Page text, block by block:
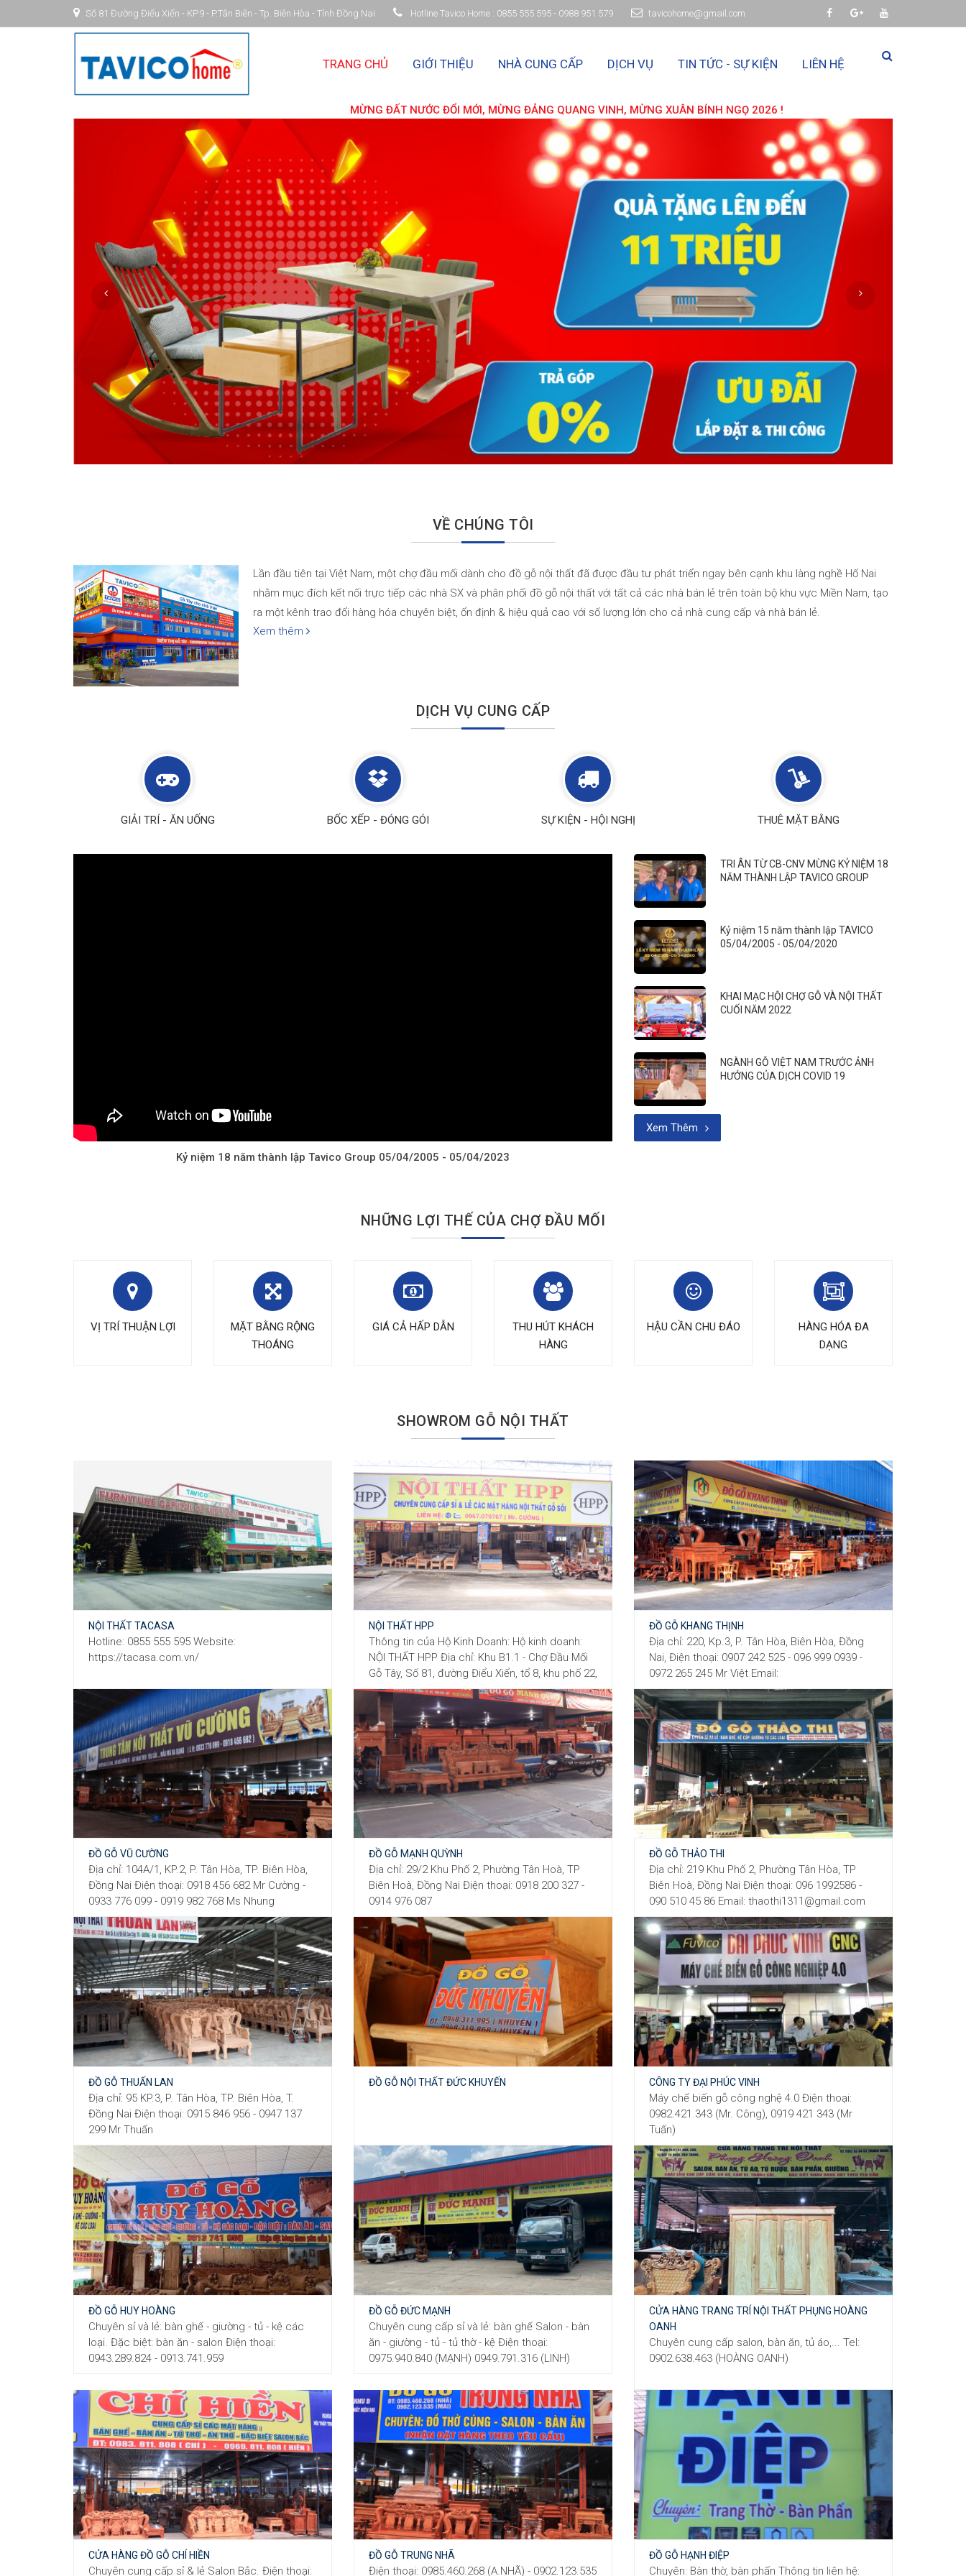
Số 81 Đường Điểu Xiển - KP.9 - P.Tân Biên - Tp. Biên Hòa - Tỉnh Đồng Nai Hotline Tavico Home : 0855 555 595 - 0988 951 579 tavicohome@gmail.com
TRANG CHỦ GIỚI THIỆU NHÀ CUNG CẤP DỊCH VỤ TIN TỨC - SỰ KIỆN LIÊN HỆ
MỪNG ĐẤT NƯỚC ĐỔI MỚI, MỪNG ĐẢNG QUANG VINH, MỪNG XUÂN BÍNH NGỌ 2026 !
VỀ CHÚNG TÔI
Lần đầu tiên tại Việt Nam, một chợ đầu mối dành cho đồ gỗ nội thất đã được đầu tư phát triển ngay bên cạnh khu làng nghề Hố Nai
nhằm mục đích kết nối trực tiếp các nhà SX và phân phối đồ gỗ nội thất với tất cả các nhà bán lẻ trên toàn bộ khu vực Miền Nam, tạo
ra một kênh trao đổi hàng hóa chuyên biệt, ổn định & hiệu quả cao với số lượng lớn cho cả nhà cung cấp và nhà bán lẻ.
Xem thêm
DỊCH VỤ CUNG CẤP
GIẢI TRÍ - ĂN UỐNG BỐC XẾP - ĐÓNG GÓI SỰ KIỆN - HỘI NGHỊ THUÊ MẶT BẰNG
Kỷ niệm 18 năm thành lập Tavico Group 05/04/2005 - 05/04/2023
TRI ÂN TỪ CB-CNV MỪNG KỶ NIỆM 18
NĂM THÀNH LẬP TAVICO GROUP
Kỷ niệm 15 năm thành lập TAVICO
05/04/2005 - 05/04/2020
KHAI MẠC HỘI CHỢ GỖ VÀ NỘI THẤT
CUỐI NĂM 2022
NGÀNH GỖ VIỆT NAM TRƯỚC ẢNH
HƯỞNG CỦA DỊCH COVID 19
Xem Thêm
NHỮNG LỢI THẾ CỦA CHỢ ĐẦU MỐI
VỊ TRÍ THUẬN LỢI
MẶT BẰNG RỘNG
THOÁNG
GIÁ CẢ HẤP DẪN
THU HÚT KHÁCH
HÀNG
HẬU CẦN CHU ĐÁO
HÀNG HÓA ĐA
DẠNG
SHOWROM GỖ NỘI THẤT
NỘI THẤT TACASA
Hotline: 0855 555 595 Website:
https://tacasa.com.vn/
NỘI THẤT HPP
Thông tin của Hộ Kinh Doanh: Hộ kinh doanh:
NỘI THẤT HPP Địa chỉ: Khu B1.1 - Chợ Đầu Mối
Gỗ Tây, Số 81, đường Điểu Xiển, tổ 8, khu phố 22,
Phường Long Bình, Tỉnh Đồng Nai, Việt Nam
Điện thoại: 0967079767 Email:
duycuong.pham@gmail.com - Facebook: NT
HPP Người đại diện: NGÔ THI MỸ - CHỦ HỘ KINH
DOANH Vị trí gian hàng: Khu B1-1 Cổng chính
Chợ Đầu Mối Nội Thất Gỗ Tây - Tavico Hố Nai
ĐỒ GỖ KHANG THỊNH
Địa chỉ: 220, Kp.3, P. Tân Hòa, Biên Hòa, Đồng
Nai, Điện thoại: 0907 242 525 - 096 999 0939 -
0972 265 245 Mr Việt Email:
ledvietanh2007@gmail.com
ĐỒ GỖ VŨ CƯỜNG
Địa chỉ: 104A/1, KP.2, P. Tân Hòa, TP. Biên Hòa,
Đồng Nai Điện thoại: 0918 456 682 Mr Cường -
0933 776 099 - 0919 982 768 Ms Nhung
ĐỒ GỖ MẠNH QUỲNH
Địa chỉ: 29/2 Khu Phố 2, Phường Tân Hoà, TP
Biên Hoà, Đồng Nai Điện thoại: 0918 200 327 -
0914 976 087
ĐỒ GỖ THẢO THI
Địa chỉ: 219 Khu Phố 2, Phường Tân Hòa, TP
Biên Hoà, Đồng Nai Điện thoại: 096 1992586‬ -
090 510 45 86 Email: thaothi1311@gmail.com
ĐỒ GỖ THUẤN LAN
Địa chỉ: 95 KP.3, P. Tân Hòa, TP. Biên Hòa, T.
Đồng Nai Điện thoại: 0915 846 956 - 0947 137
299 Mr Thuấn
ĐỒ GỖ NỘI THẤT ĐỨC KHUYẾN CÔNG TY ĐẠI PHÚC VINH
Máy chế biến gỗ công nghệ 4.0 Điện thoại:
0982.421.343​​​​​​ (Mr. Công), 0919 421 343 (Mr
Tuấn)
ĐỒ GỖ HUY HOÀNG
Chuyên sỉ và lẻ: bàn ghế - giường - tủ - kệ các
loại. Đặc biệt: bàn ăn - salon Điện thoại:
0943.289.824 - 0913.741.959
ĐỒ GỖ ĐỨC MẠNH
Chuyên cung cấp sỉ và lẻ: bàn ghế Salon - bàn
ăn - giường - tủ - tủ thờ - kệ Điện thoại:
0975.940.840 (MẠNH) 0949.791.316 (LINH)
CỬA HÀNG TRANG TRÍ NỘI THẤT PHỤNG HOÀNG
OANH
Chuyên cung cấp salon, bàn ăn, tủ áo,... Tel:
0902.638.463 (HOÀNG OANH)
CỬA HÀNG ĐỒ GỖ CHÍ HIỀN
Chuyên cung cấp sỉ & lẻ Salon Bắc. Điện thoại:
ĐỒ GỖ TRUNG NHÃ
Điện thoại: 0985.460.268 (A.NHÃ) - 0902.123.535
ĐỒ GỖ HẠNH ĐIỆP
Chuyên: Bàn thờ, bàn phấn Thông tin liên hệ: